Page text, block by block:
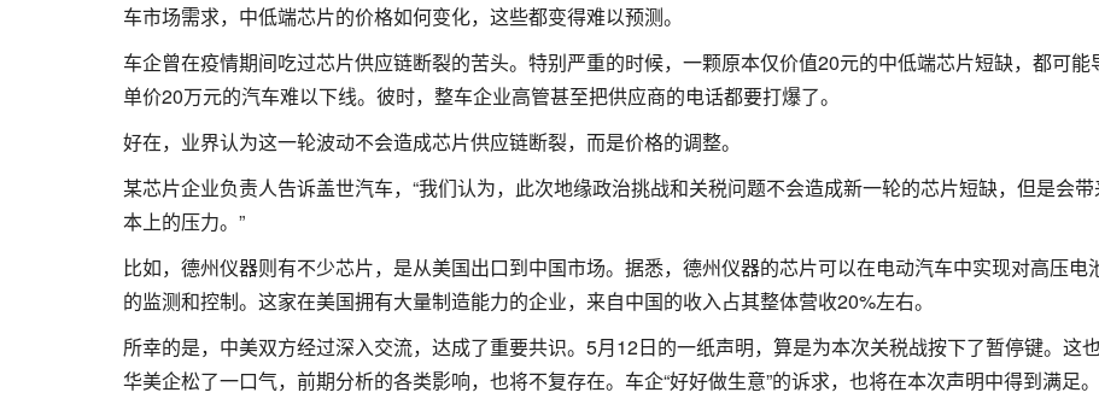
车市场需求，中低端芯片的价格如何变化，这些都变得难以预测。
车企曾在疫情期间吃过芯片供应链断裂的苦头。特别严重的时候，一颗原本仅价值20元的中低端芯片短缺，都可能
单价20万元的汽车难以下线。彼时，整车企业高管甚至把供应商的电话都要打爆了。
好在，业界认为这一轮波动不会造成芯片供应链断裂，而是价格的调整。
某芯片企业负责人告诉盖世汽车，“我们认为，此次地缘政治挑战和关税问题不会造成新一轮的芯片短缺，但是会
本上的压力。”
比如，德州仪器则有不少芯片，是从美国出口到中国市场。据悉，德州仪器的芯片可以在电动汽车中实现对高压电
的监测和控制。这家在美国拥有大量制造能力的企业，来自中国的收入占其整体营收20%左右。
所幸的是，中美双方经过深入交流，达成了重要共识。5月12日的一纸声明，算是为本次关税战按下了暂停键。这
华美企松了一口气，前期分析的各类影响，也将不复存在。车企“好好做生意”的诉求，也将在本次声明中得到满足。